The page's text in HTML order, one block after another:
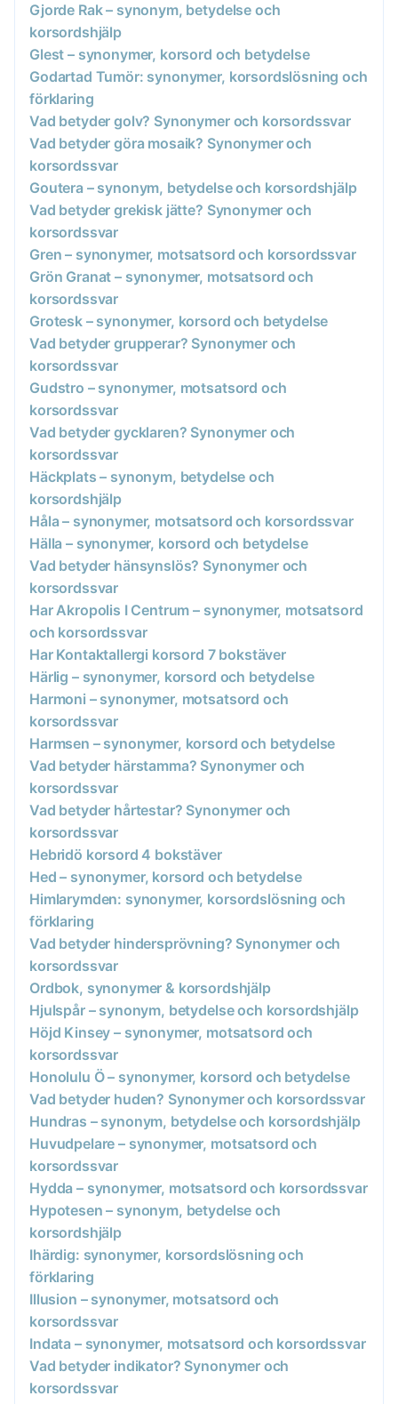
Gjorde Rak – synonym, betydelse och
korsordshjälp
Glest – synonymer, korsord och betydelse
Godartad Tumör: synonymer, korsordslösning och
förklaring
Vad betyder golv? Synonymer och korsordssvar
Vad betyder göra mosaik? Synonymer och
korsordssvar
Goutera – synonym, betydelse och korsordshjälp
Vad betyder grekisk jätte? Synonymer och
korsordssvar
Gren – synonymer, motsatsord och korsordssvar
Grön Granat – synonymer, motsatsord och
korsordssvar
Grotesk – synonymer, korsord och betydelse
Vad betyder grupperar? Synonymer och
korsordssvar
Gudstro – synonymer, motsatsord och
korsordssvar
Vad betyder gycklaren? Synonymer och
korsordssvar
Häckplats – synonym, betydelse och
korsordshjälp
Håla – synonymer, motsatsord och korsordssvar
Hälla – synonymer, korsord och betydelse
Vad betyder hänsynslös? Synonymer och
korsordssvar
Har Akropolis I Centrum – synonymer, motsatsord
och korsordssvar
Har Kontaktallergi korsord 7 bokstäver
Härlig – synonymer, korsord och betydelse
Harmoni – synonymer, motsatsord och
korsordssvar
Harmsen – synonymer, korsord och betydelse
Vad betyder härstamma? Synonymer och
korsordssvar
Vad betyder hårtestar? Synonymer och
korsordssvar
Hebridö korsord 4 bokstäver
Hed – synonymer, korsord och betydelse
Himlarymden: synonymer, korsordslösning och
förklaring
Vad betyder hindersprövning? Synonymer och
korsordssvar
Ordbok, synonymer & korsordshjälp
Hjulspår – synonym, betydelse och korsordshjälp
Höjd Kinsey – synonymer, motsatsord och
korsordssvar
Honolulu Ö – synonymer, korsord och betydelse
Vad betyder huden? Synonymer och korsordssvar
Hundras – synonym, betydelse och korsordshjälp
Huvudpelare – synonymer, motsatsord och
korsordssvar
Hydda – synonymer, motsatsord och korsordssvar
Hypotesen – synonym, betydelse och
korsordshjälp
Ihärdig: synonymer, korsordslösning och
förklaring
Illusion – synonymer, motsatsord och
korsordssvar
Indata – synonymer, motsatsord och korsordssvar
Vad betyder indikator? Synonymer och
korsordssvar